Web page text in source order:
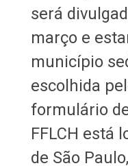
será
março e
município
escolhida
formulário
FFLCH está
de São